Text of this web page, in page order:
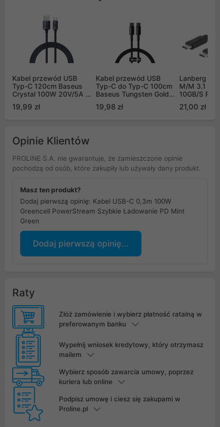
Kabel przewód USB
Typ-C 120cm Baseus
Crystal 100W 20V/5A -
19,99 zł
Kabel przewód USB
Typ-C do Typ-C 100cm
Baseus Tungsten Gold,
(CATWJ-01)
19,98 zł
Lanberg
M/M 3.1
10GB/S
21,00 zł
Opinie Klientów
PROLINE S.A. nie gwarantuje, że zamieszczone opinie
pochodzą od osób, które zakupiły lub używały dany produkt.
Masz ten produkt?
Dodaj pierwszą opinię: Kabel USB-C 0,3m 100W
Greencell PowerStream Szybkie Ładowanie PD Mint
Green
Dodaj pierwszą opinię...
Raty
Złóż zamówienie i wybierz płatność ratalną w
preferowanym banku
Wypełnij wniosek kredytowy, który otrzymasz
mailem
Wybierz sposób zawarcia umowy, poprzez
kuriera lub online
Podpisz umowę i ciesz się zakupami w
Proline.pl